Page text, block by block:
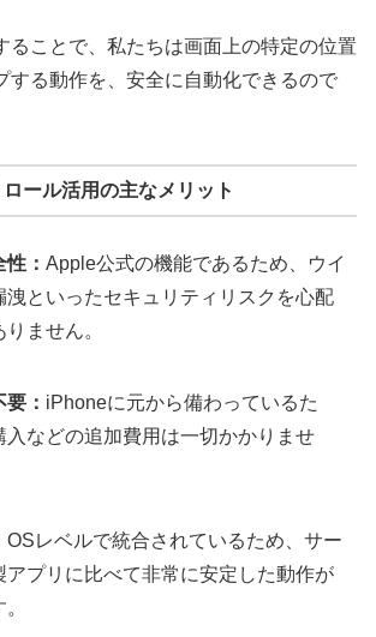
ることで、私たちは画面上の特定の位置
する動作を、安全に自動化できるので
ール活用の主なメリット
性：Apple公式の機能であるため、ウイ
洩といったセキュリティリスクを心配
ません。
： iPhoneに元から備わっているた
入などの追加費用は一切かかりませ
OSレベルで統合されているため、サー
アプリに比べて非常に安定した動作が